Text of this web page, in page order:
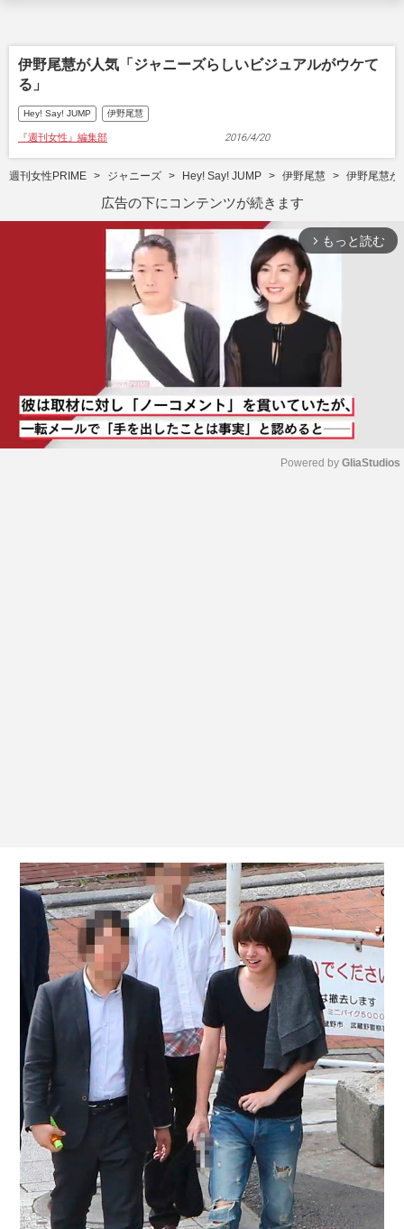
伊野尾慧が人気「ジャニーズらしいビジュアルがウケて
る」
Hey! Say! JUMP 伊野尾慧
『週刊女性』編集部 2016/4/20
週刊女性PRIME ジャニーズ Hey! Say! JUMP 伊野尾慧 伊野尾慧が
広告の下にコンテンツが続きます
arrow_forward_ios もっと読む
Powered by GliaStudios